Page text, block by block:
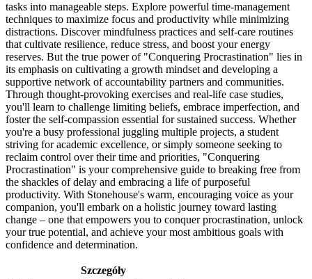
tasks into manageable steps. Explore powerful time-management
techniques to maximize focus and productivity while minimizing
distractions. Discover mindfulness practices and self-care routines
that cultivate resilience, reduce stress, and boost your energy
reserves. But the true power of "Conquering Procrastination" lies in
its emphasis on cultivating a growth mindset and developing a
supportive network of accountability partners and communities.
Through thought-provoking exercises and real-life case studies,
you'll learn to challenge limiting beliefs, embrace imperfection, and
foster the self-compassion essential for sustained success. Whether
you're a busy professional juggling multiple projects, a student
striving for academic excellence, or simply someone seeking to
reclaim control over their time and priorities, "Conquering
Procrastination" is your comprehensive guide to breaking free from
the shackles of delay and embracing a life of purposeful
productivity. With Stonehouse's warm, encouraging voice as your
companion, you'll embark on a holistic journey toward lasting
change – one that empowers you to conquer procrastination, unlock
your true potential, and achieve your most ambitious goals with
confidence and determination.
Szczegóły